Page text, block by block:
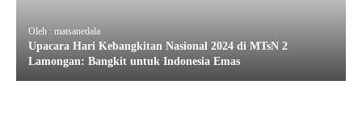
Oleh : matsanedala
Upacara Hari Kebangkitan Nasional 2024 di MTsN 2
Lamongan: Bangkit untuk Indonesia Emas